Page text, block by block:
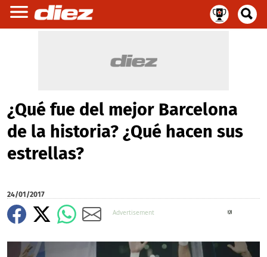
¿Qué fue del mejor Barcelona
de la historia? ¿Qué hacen sus
estrellas?
24/01/2017
X